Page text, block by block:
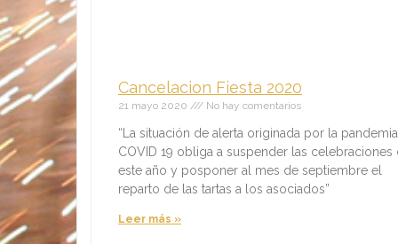
Cancelacion Fiesta 2020
21 mayo 2020 No hay comentarios
“La situación de alerta originada por la pandemia
COVID 19 obliga a suspender las celebraciones
este año y posponer al mes de septiembre el
reparto de las tartas a los asociados”
Leer más »